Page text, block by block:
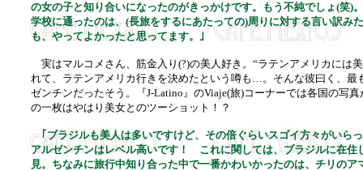
の女の子と知り合いになったのがきっかけです。もう不純でしょ(笑)
学校に通ったのは、(長旅をするにあたっての)周りに対する言い訳み
も、やってよかったと思ってます。｣
実はマルコメさん、筋金入り(?)の美人好き。“ラテンアメリカには
れて、ラテンアメリカ行きを決めたという噂も…。そんな彼曰く、最
ゼンチンだったそう。『J-Latino』のViaje(旅)コーナーでは各国の写
の一枚はやはり美女とのツーショット！？
｢ブラジルも美人は多いですけど、その倍ぐらいスゴイ方々がいら
アルゼンチンはレベル高いです！ これに関しては、ブラジルに在住
見。ちなみに旅行中知り合った中で一番かわいかったのは、チリのア